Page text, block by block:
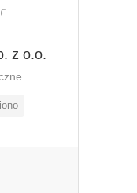
z o.o.